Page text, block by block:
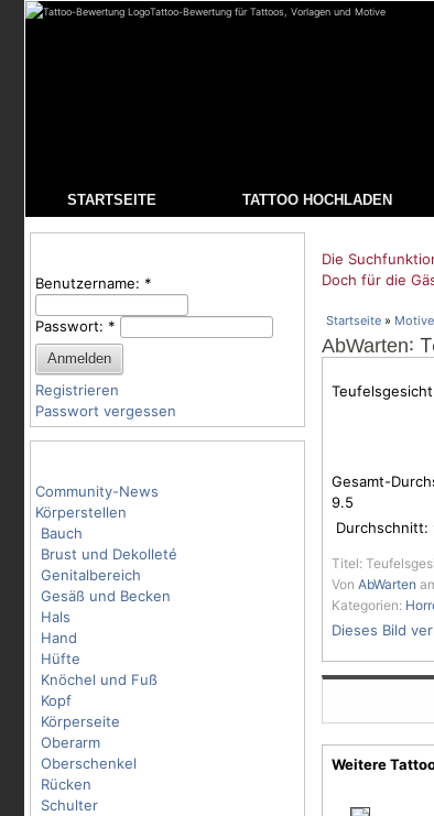
Tattoo-Bewertung für Tattoos, Vorlagen und Motive
STARTSEITE TATTOO HOCHLADEN
Benutzername: *
Passwort: *
Registrieren
Passwort vergessen
Community-News
Körperstellen
Bauch
Brust und Dekolleté
Genitalbereich
Gesäß und Becken
Hals
Hand
Hüfte
Knöchel und Fuß
Kopf
Körperseite
Oberarm
Oberschenkel
Rücken
Schulter
Die
Doch für die
Startseite » Motive
AbWarten:
Gesamt-
9.5
Durchschnitt:
Titel:
Von AbWarten
Kategorien:
Dieses Bild
Weitere